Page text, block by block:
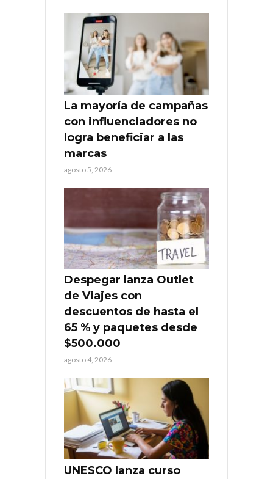
La mayoría de campañas
con influenciadores no
logra beneficiar a las
marcas
agosto 5, 2026
Despegar lanza Outlet
de Viajes con
descuentos de hasta el
65 % y paquetes desde
$500.000
agosto 4, 2026
UNESCO lanza curso